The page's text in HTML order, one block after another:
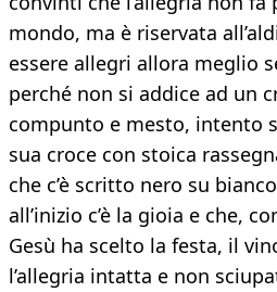
mondo, ma è riservata
essere allegri allora meglio
perché non si addice ad un
compunto e mesto, intento
sua croce con stoica
che c’è scritto nero su
all’inizio c’è la gioia e che,
Gesù ha scelto la festa, il
l’allegria intatta e non